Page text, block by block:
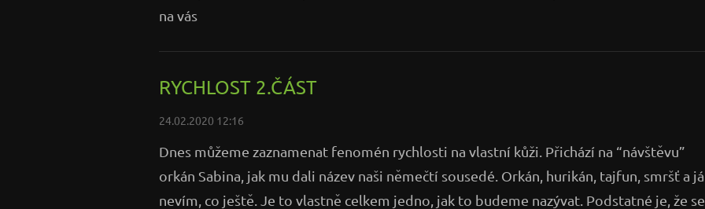
na vás
RYCHLOST 2.ČÁST
24.02.2020 12:16
Dnes můžeme zaznamenat fenomén rychlosti na vlastní kůži. Přichází na “návštěvu”
orkán Sabina, jak mu dali název naši němečtí sousedé. Orkán, hurikán, tajfun, smršť a já
nevím, co ještě. Je to vlastně celkem jedno, jak to budeme nazývat. Podstatné je, že se